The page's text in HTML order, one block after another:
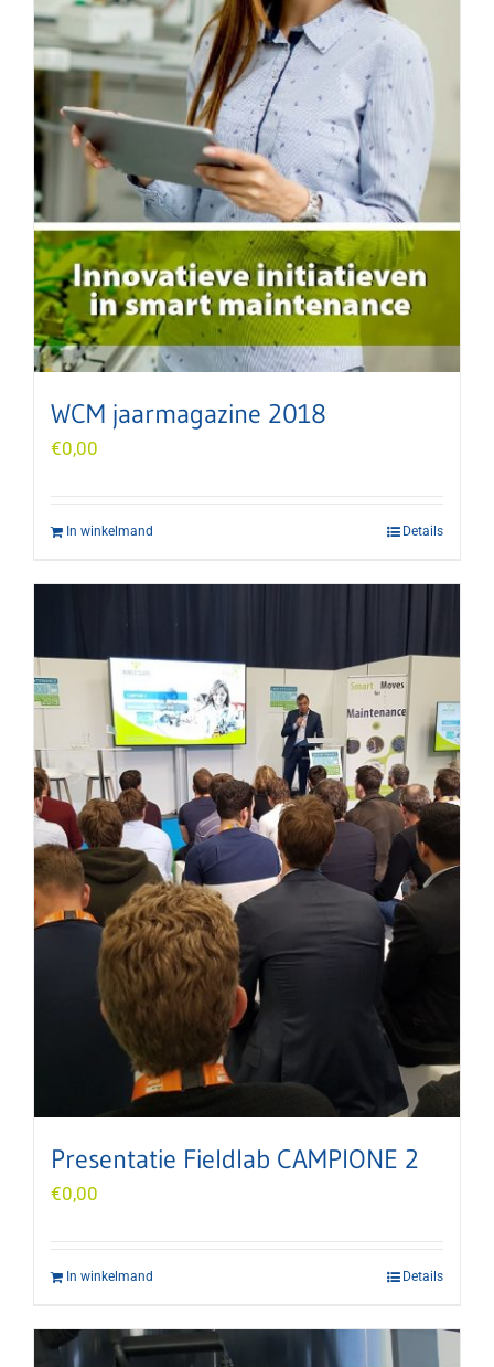
WCM jaarmagazine 2018
€0,00
In winkelmand Details
Presentatie Fieldlab CAMPIONE 2
€0,00
In winkelmand Details